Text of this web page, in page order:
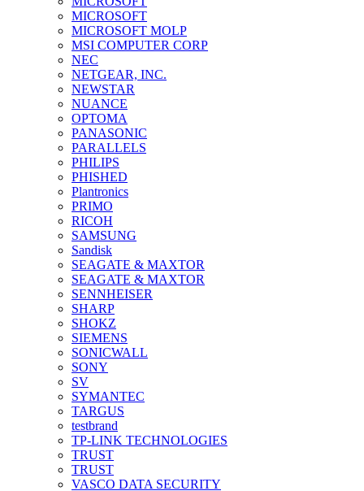
MICROSOFT
MICROSOFT MOLP
MSI COMPUTER CORP
NEC
NETGEAR, INC.
NEWSTAR
NUANCE
OPTOMA
PANASONIC
PARALLELS
PHILIPS
PHISHED
Plantronics
PRIMO
RICOH
SAMSUNG
Sandisk
SEAGATE & MAXTOR
SEAGATE & MAXTOR
SENNHEISER
SHARP
SHOKZ
SIEMENS
SONICWALL
SONY
SV
SYMANTEC
TARGUS
testbrand
TP-LINK TECHNOLOGIES
TRUST
TRUST
VASCO DATA SECURITY